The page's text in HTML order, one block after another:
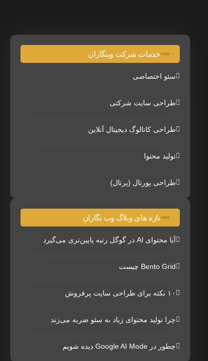
خدمات شرکت وبنگاران
سئو اختصاصی
طراحی سایت شرکتی
طراحی کاتالوگ دیجیتال آنلاین
تولید محتوا
طراحی پورتال (پرتال)
تازه های وبلاگ وب نگاران
آیا محتوای AI در گوگل رتبه پایین‌تری می‌گیرد
Bento Grid چیست
۱۰ نکته برای طراحی سایت پرفروش
چرا تولید محتوای زیاد به سئو ضربه می‌زند
چطور در Google AI Mode دیده شویم